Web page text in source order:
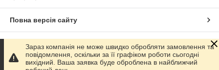
Повна версія сайту
Сайт створено на маркетплейсі Prom.ua
Політика конфіденційності
Зараз компанія не може швидко обробляти замовлення та
повідомлення, оскільки за її графіком роботи сьогодні
вихідний. Ваша заявка буде оброблена в найближчий